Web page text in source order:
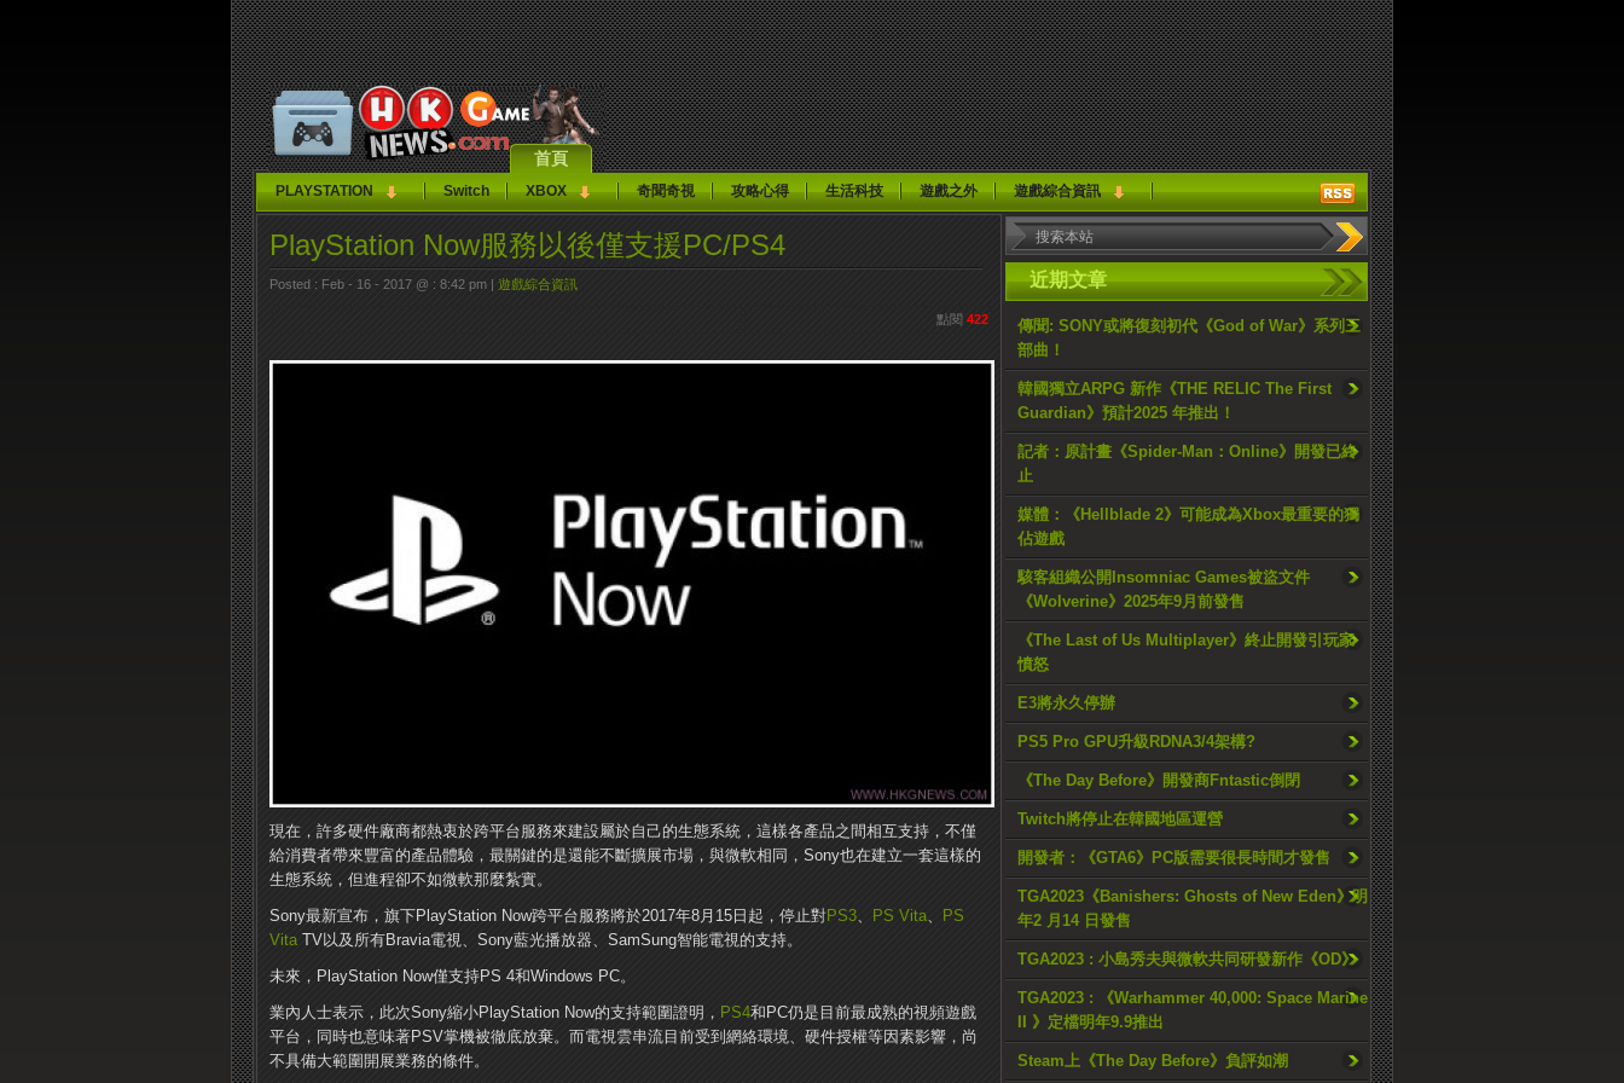
首頁
PLAYSTATION Switch XBOX 奇聞奇視 攻略心得 生活科技 遊戲之外 遊戲綜合資訊
近期文章
傳聞: SONY或將復刻初代《God of War》系列三
部曲！
韓國獨立ARPG 新作《THE RELIC The First
Guardian》預計2025 年推出！
記者：原計畫《Spider-Man：Online》開發已終
止
媒體：《Hellblade 2》可能成為Xbox最重要的獨
佔遊戲
駭客組織公開Insomniac Games被盜文件
《Wolverine》2025年9月前發售
《The Last of Us Multiplayer》終止開發引玩家
憤怒
E3將永久停辦
PS5 Pro GPU升級RDNA3/4架構?
《The Day Before》開發商Fntastic倒閉
Twitch將停止在韓國地區運營
開發者：《GTA6》PC版需要很長時間才發售
TGA2023《Banishers: Ghosts of New Eden》明
年2 月14 日發售
TGA2023 : 小島秀夫與微軟共同研發新作《OD》
TGA2023 : 《Warhammer 40,000: Space Marine
II 》定檔明年9.9推出
Steam上《The Day Before》負評如潮
PlayStation Now服務以後僅支援PC/PS4
Posted : Feb - 16 - 2017 @ : 8:42 pm | 遊戲綜合資訊
點閱 422
現在，許多硬件廠商都熱衷於跨平台服務來建設屬於自己的生態系統，這樣各產品之間相互支持，不僅
給消費者帶來豐富的產品體驗，最關鍵的是還能不斷擴展市場，與微軟相同，Sony也在建立一套這樣的
生態系統，但進程卻不如微軟那麼紮實。
Sony最新宣布，旗下PlayStation Now跨平台服務將於2017年8月15日起，停止對PS3、 PS Vita、
PS
Vita TV以及所有Bravia電視、Sony藍光播放器、SamSung智能電視的支持。
未來，PlayStation Now僅支持PS 4和Windows PC。
業內人士表示，此次Sony縮小PlayStation Now的支持範圍證明， PS4和PC仍是目前最成熟的視頻遊戲
平台，同時也意味著PSV掌機被徹底放棄。而電視雲串流目前受到網絡環境、硬件授權等因素影響，尚
不具備大範圍開展業務的條件。